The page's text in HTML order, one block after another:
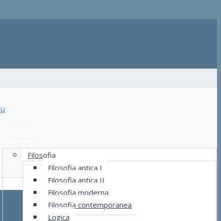
Filosofia
Filosofia antica I
Filosofia antica II
Filosofia moderna
Filosofia contemporanea
Logica